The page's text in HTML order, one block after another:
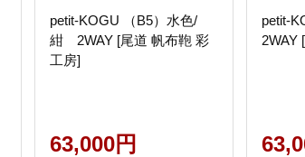
petit-KOGU （B5）水色/
紺 2WAY [尾道 帆布鞄 彩
工房]
63,000円
petit-
2WAY